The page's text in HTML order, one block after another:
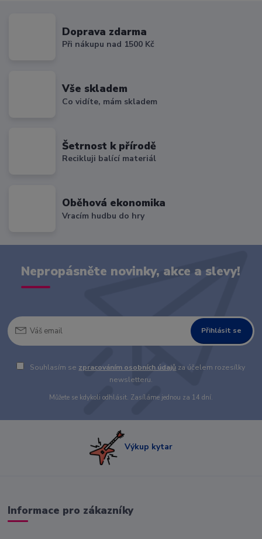
Doprava zdarma
Při nákupu nad 1500 Kč
Vše skladem
Co vidíte, mám skladem
Šetrnost k přírodě
Recikluji balící materiál
Oběhová ekonomika
Vracím hudbu do hry
Nepropásněte novinky, akce a slevy!
Přihlásit se
Souhlasím se zpracováním osobních údajů za účelem rozesílky
newsletteru.
Můžete se kdykoli odhlásit. Zasíláme jednou za 14 dní.
Výkup kytar
Informace pro zákazníky